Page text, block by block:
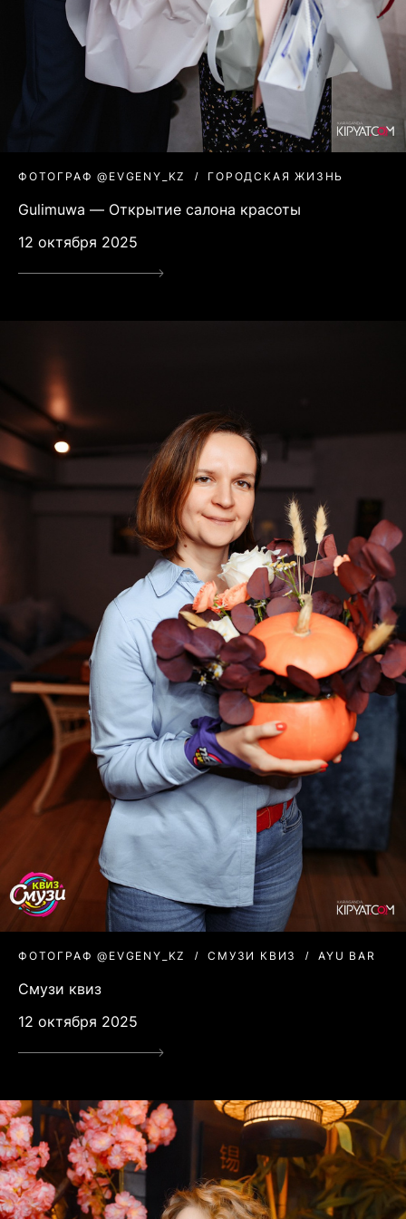
ФОТОГРАФ @EVGENY_KZ ГОРОДСКАЯ ЖИЗНЬ
Gulimuwa — Открытие салона красоты
12 октября 2025
ФОТОГРАФ @EVGENY_KZ СМУЗИ КВИЗ AYU BAR
Смузи квиз
12 октября 2025